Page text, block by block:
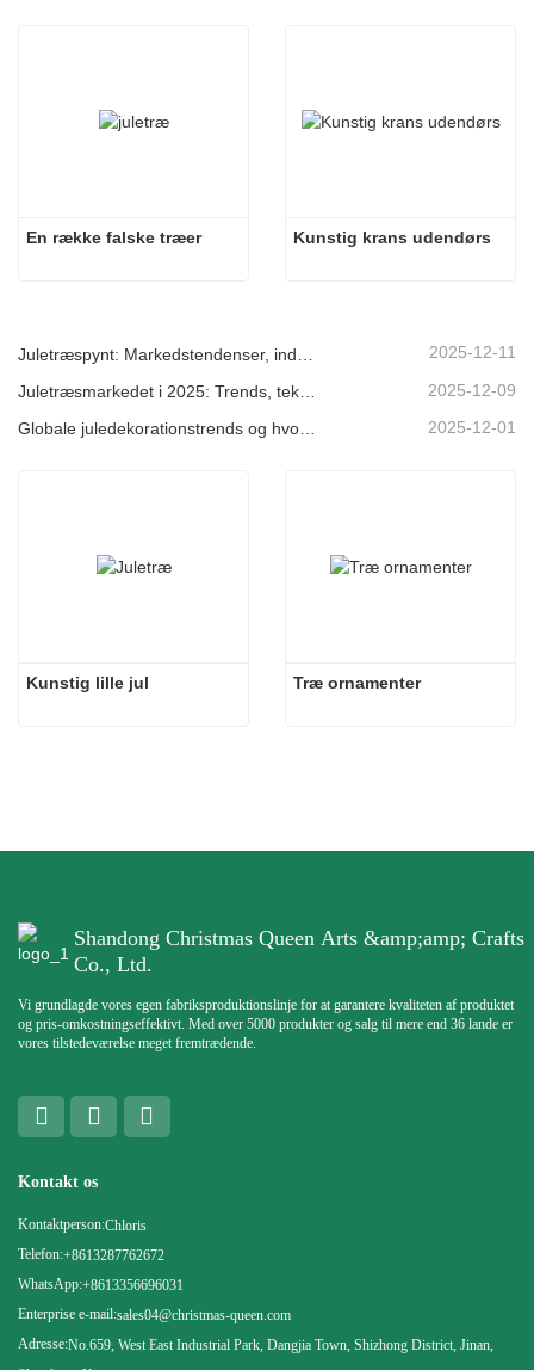
En række falske træer Kunstig krans udendørs
2025-12-11
2025-12-09
2025-12-01
Kunstig lille jul Træ ornamenter
Shandong Christmas Queen Arts &amp;amp; Crafts
Co., Ltd.
Vi grundlagde vores egen fabriksproduktionslinje for at garantere kvaliteten af ​​produktet
og pris-omkostningseffektivt. Med over 5000 produkter og salg til mere end 36 lande er
vores tilstedeværelse meget fremtrædende.
Kontakt os
Kontaktperson:Chloris
Telefon:+8613287762672
WhatsApp:+8613356696031
Enterprise e-mail:sales04@christmas-queen.com
Adresse:No.659, West East Industrial Park, Dangjia Town, Shizhong District, Jinan,